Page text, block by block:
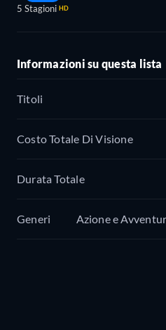
5 Stagioni HD
Informazioni su questa lista
Titoli
Costo Totale Di Visione
Durata Totale
Generi Azione e